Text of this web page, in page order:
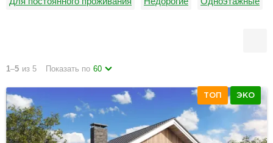
1–5 из 5 Показать по 60
ТОП ЭКО